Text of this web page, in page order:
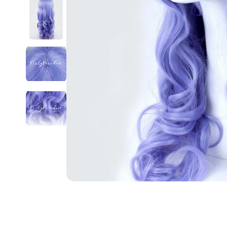
Lentes de
Lentes de
Lentes de
Por diámetro
Por curva base